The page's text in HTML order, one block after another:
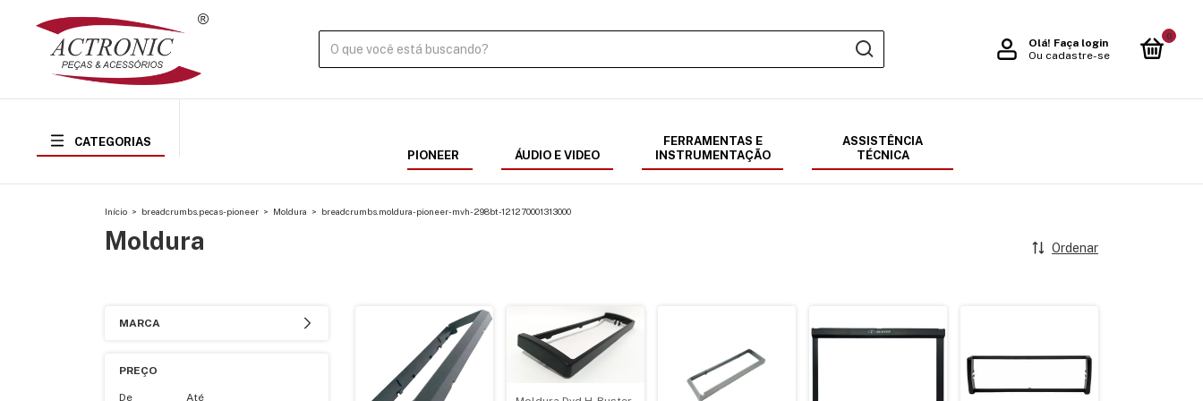
Olá! Faça login
Ou cadastre-se
0
CATEGORIAS
PIONEER
ÁUDIO E VIDEO
FERRAMENTAS E
INSTRUMENTAÇÃO
ASSISTÊNCIA
TÉCNICA
Início > breadcrumbs.pecas-pioneer > Moldura > breadcrumbs.moldura-pioneer-mvh-298bt-121270001313000
Moldura Ordenar
MARCA
PREÇO
De Até